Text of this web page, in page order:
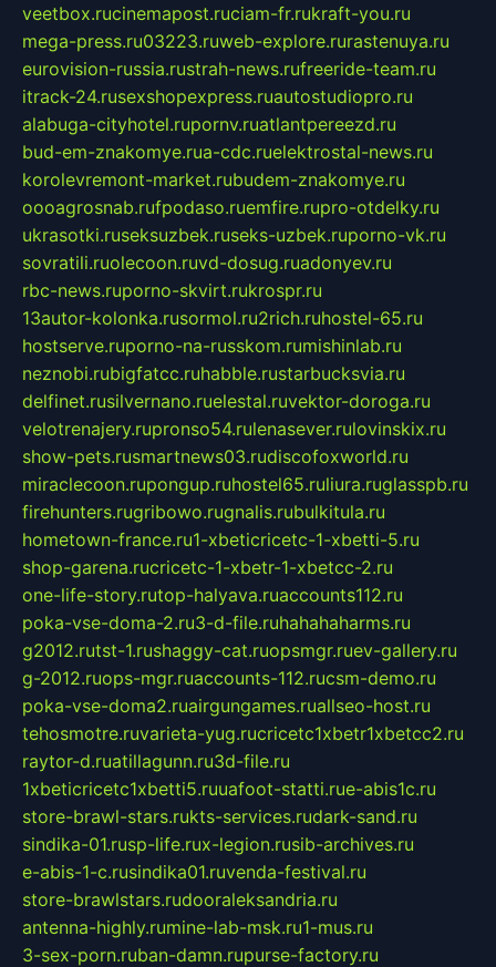
veetbox.rucinemapost.ruciam-fr.rukraft-you.ru
mega-press.ru03223.ruweb-explore.rurastenuya.ru
eurovision-russia.rustrah-news.rufreeride-team.ru
itrack-24.rusexshopexpress.ruautostudiopro.ru
alabuga-cityhotel.rupornv.ruatlantpereezd.ru
bud-em-znakomye.rua-cdc.ruelektrostal-news.ru
korolevremont-market.rubudem-znakomye.ru
oooagrosnab.rufpodaso.ruemfire.rupro-otdelky.ru
ukrasotki.ruseksuzbek.ruseks-uzbek.ruporno-vk.ru
sovratili.ruolecoon.ruvd-dosug.ruadonyev.ru
rbc-news.ruporno-skvirt.rukrospr.ru
13autor-kolonka.rusormol.ru2rich.ruhostel-65.ru
hostserve.ruporno-na-russkom.rumishinlab.ru
neznobi.rubigfatcc.ruhabble.rustarbucksvia.ru
delfinet.rusilvernano.ruelestal.ruvektor-doroga.ru
velotrenajery.rupronso54.rulenasever.rulovinskix.ru
show-pets.rusmartnews03.rudiscofoxworld.ru
miraclecoon.rupongup.ruhostel65.ruliura.ruglasspb.ru
firehunters.rugribowo.rugnalis.rubulkitula.ru
hometown-france.ru1-xbeticricetc-1-xbetti-5.ru
shop-garena.rucricetc-1-xbetr-1-xbetcc-2.ru
one-life-story.rutop-halyava.ruaccounts112.ru
poka-vse-doma-2.ru3-d-file.ruhahahaharms.ru
g2012.rutst-1.rushaggy-cat.ruopsmgr.ruev-gallery.ru
g-2012.ruops-mgr.ruaccounts-112.rucsm-demo.ru
poka-vse-doma2.ruairgungames.ruallseo-host.ru
tehosmotre.ruvarieta-yug.rucricetc1xbetr1xbetcc2.ru
raytor-d.ruatillagunn.ru3d-file.ru
1xbeticricetc1xbetti5.ruuafoot-statti.rue-abis1c.ru
store-brawl-stars.rukts-services.rudark-sand.ru
sindika-01.rusp-life.rux-legion.rusib-archives.ru
e-abis-1-c.rusindika01.ruvenda-festival.ru
store-brawlstars.rudooraleksandria.ru
antenna-highly.rumine-lab-msk.ru1-mus.ru
3-sex-porn.ruban-damn.rupurse-factory.ru